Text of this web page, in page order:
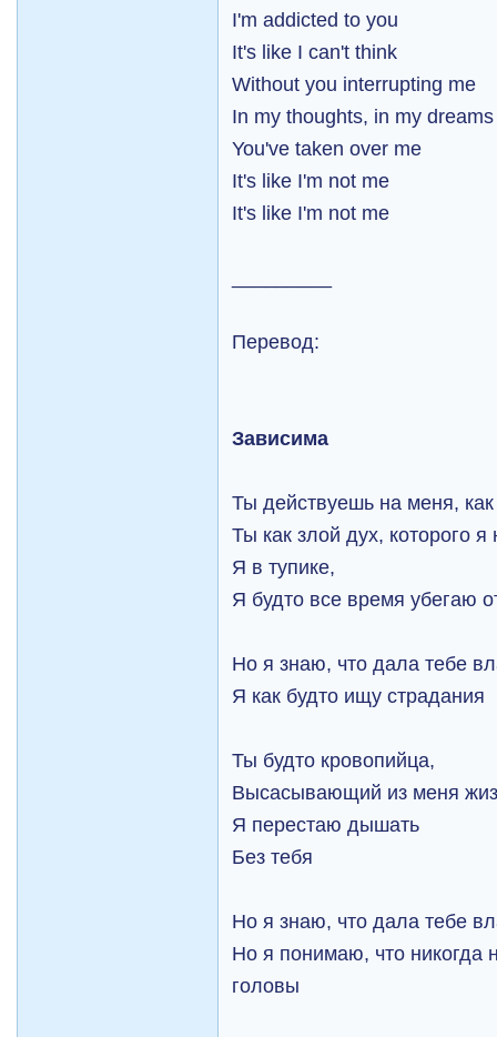
I'm addicted to you
It's like I can't think
Without you interrupting me
In my thoughts, in my dreams
You've taken over me
It's like I'm not me
It's like I'm not me
Перевод:
Зависима
Ты действуешь на меня, как
Ты как злой дух, которого я
Я в тупике,
Я будто все время убегаю
Но я знаю, что дала тебе
Я как будто ищу страдания
Ты будто кровопийца,
Высасывающий из меня
Я перестаю дышать
Без тебя
Но я знаю, что дала тебе
Но я понимаю, что никогда
головы